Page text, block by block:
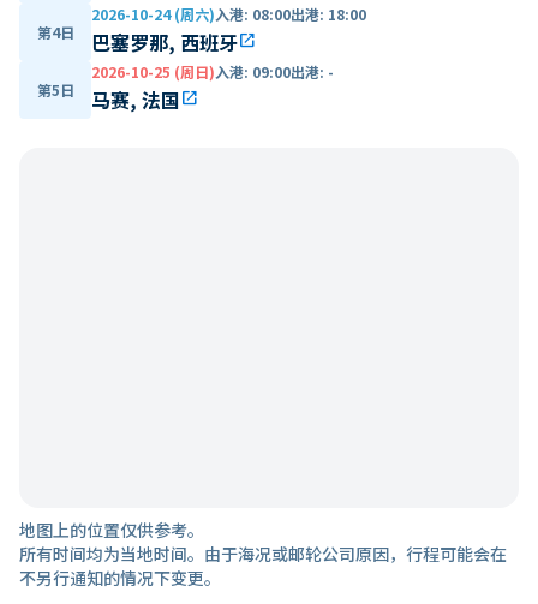
第4日
2026-10-24 (周六)入港: 08:00出港: 18:00
巴塞罗那, 西班牙open_in_new
第5日
2026-10-25 (周日)入港: 09:00出港: -
马赛, 法国open_in_new
地图上的位置仅供参考。
所有时间均为当地时间。由于海况或邮轮公司原因，行程可能会在
不另行通知的情况下变更。